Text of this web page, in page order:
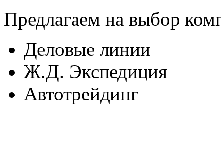
Предлагаем на выбор
Деловые линии
Ж.Д. Экспедиция
Автотрейдинг